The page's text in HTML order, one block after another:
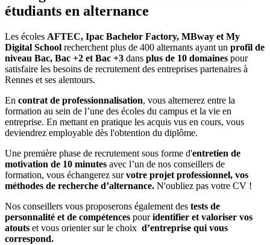
étudiants en alternance
Les écoles AFTEC, Ipac Bachelor Factory, MBway et My
Digital School recherchent plus de 400 alternants ayant un profil de
niveau Bac, Bac +2 et Bac +3 dans plus de 10 domaines pour
satisfaire les besoins de recrutement des entreprises partenaires à
Rennes et ses alentours.
En contrat de professionnalisation, vous alternerez entre la
formation au sein de l’une des écoles du campus et la vie en
entreprise. En mettant en pratique les acquis vus en cours, vous
deviendrez employable dès l'obtention du diplôme.
Une première phase de recrutement sous forme d'entretien de
motivation de 10 minutes avec l’un de nos conseillers de
formation, vous échangerez survotre projet professionnel, vos
méthodes de recherche d’alternance. N'oubliez pas votre CV !
Nos conseillers vous proposerons également des tests de
personnalité et de compétences pouridentifier et valoriser vos
atouts et vous orienter sur le choix d’entreprise qui vous
correspond.